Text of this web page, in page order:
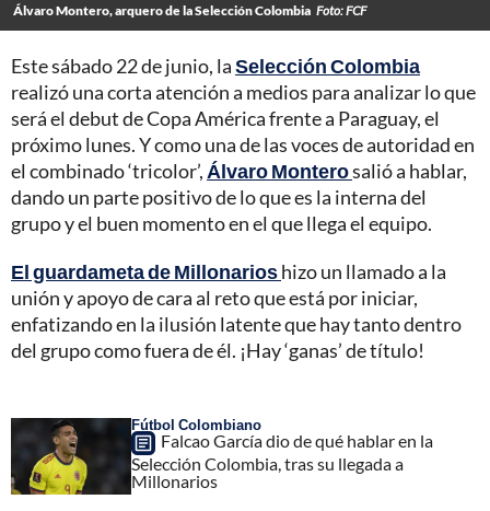
Álvaro Montero, arquero de la Selección Colombia Foto: FCF
Este sábado 22 de junio, laSelección Colombia
realizó una corta atención a medios para analizar lo que
será el debut de Copa América frente a Paraguay, el
próximo lunes. Y como una de las voces de autoridad en
el combinado ‘tricolor’, Álvaro Monterosalió a hablar,
dando un parte positivo de lo que es la interna del
grupo y el buen momento en el que llega el equipo.
El guardameta de Millonarioshizo un llamado a la
unión y apoyo de cara al reto que está por iniciar,
enfatizando en la ilusión latente que hay tanto dentro
del grupo como fuera de él. ¡Hay ‘ganas’ de título!
Fútbol Colombiano
Falcao García dio de qué hablar en la
Selección Colombia, tras su llegada a
Millonarios